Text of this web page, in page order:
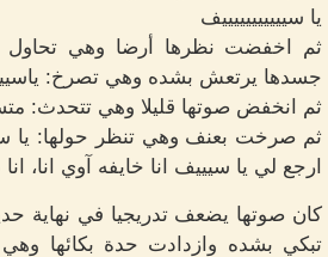
يا سيييييييييييف
ثم اخفضت نظرها أرضا وهي تحاول
جسدها يرتعش بشده وهي تصرخ:
ثم انخفض صوتها قليلا وهي تتحدث:
ثم صرخت بعنف وهي تنظر حولها: يا
ارجع لي يا سيييف انا خايفه آوي انا،
كان صوتها يضعف تدريجيا في نهاية
تبكي بشده وازدادت حدة بكائها